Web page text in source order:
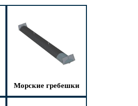
Морские гребешки